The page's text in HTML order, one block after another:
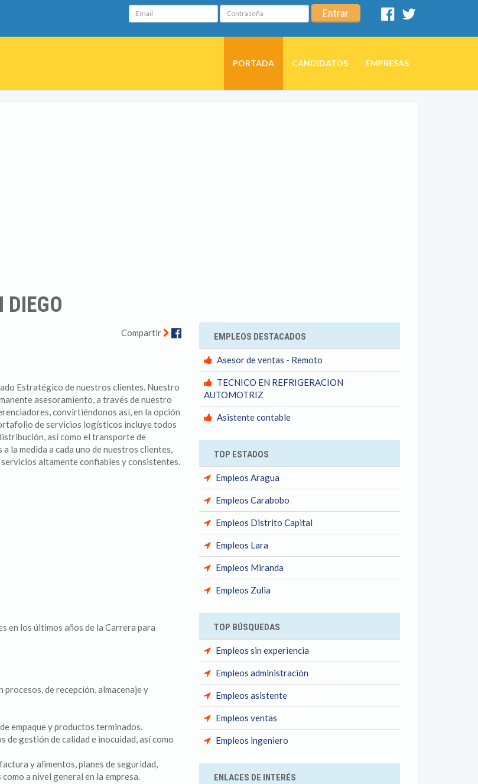
Email Contraseña Entrar
Facebook
PORTADA CANDIDATOS EMPRESAS
Compartir Facebook
Estratégico de nuestros clientes. Nuestro
asesoramiento, a través de nuestro
convirtiéndonos así, en la opción
de servicios logísticos incluye todos
así como el transporte de
la medida a cada uno de nuestros clientes,
altamente confiables y consistentes.
en los últimos años de la Carrera para
de recepción, almacenaje y
empaque y productos terminados.
de gestión de calidad e inocuidad, así como
y alimentos, planes de seguridad,
a nivel general en la empresa.
EMPLEOS DESTACADOS
Asesor de ventas - Remoto
TECNICO EN REFRIGERACION
AUTOMOTRIZ
Asistente contable
TOP ESTADOS
Empleos Aragua
Empleos Carabobo
Empleos Distrito Capital
Empleos Lara
Empleos Miranda
Empleos Zulia
TOP BÚSQUEDAS
Empleos sin experiencia
Empleos administración
Empleos asistente
Empleos ventas
Empleos ingeniero
ENLACES DE INTERÉS